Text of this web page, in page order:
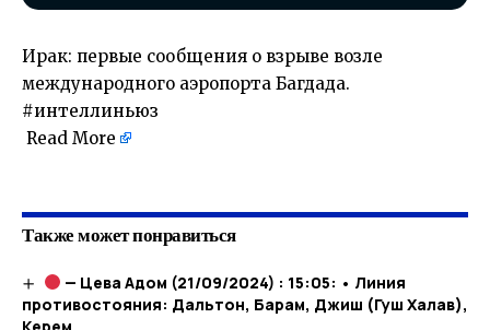
Ирак: первые сообщения о взрыве возле
международного аэропорта Багдада.
#интеллиньюз
Read More
Также может понравиться
— Цева Адом (21/09/2024) : 15:05: • Линия
противостояния: Дальтон, Барам, Джиш (Гуш Халав),